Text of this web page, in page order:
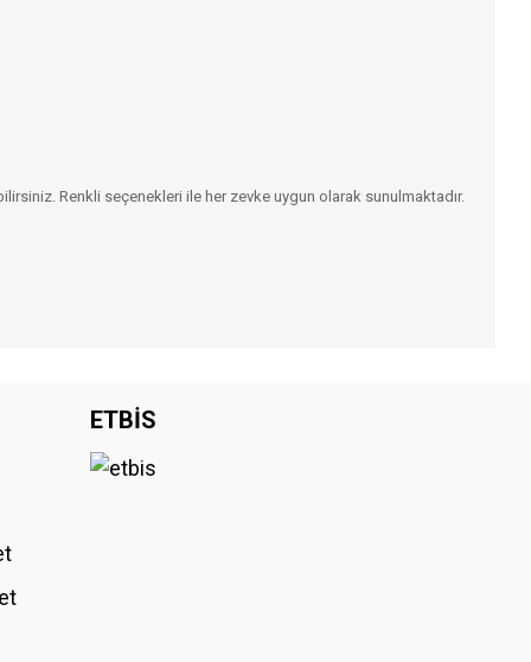
Renkli seçenekleri ile her zevke uygun olarak sunulmaktadır.
ETBİS